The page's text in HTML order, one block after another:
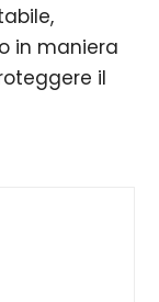
in maniera
il